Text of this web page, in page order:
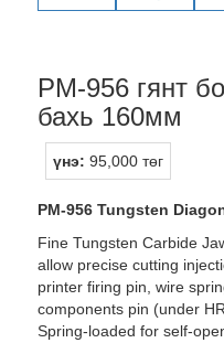
PM-956 гянт
бахь 160мм
үнэ: 95,000 төг
PM-956 Tungsten
Fine Tungsten Carbide
allow precise cutting
printer firing pin, wire
components pin (under
Spring-loaded for self-